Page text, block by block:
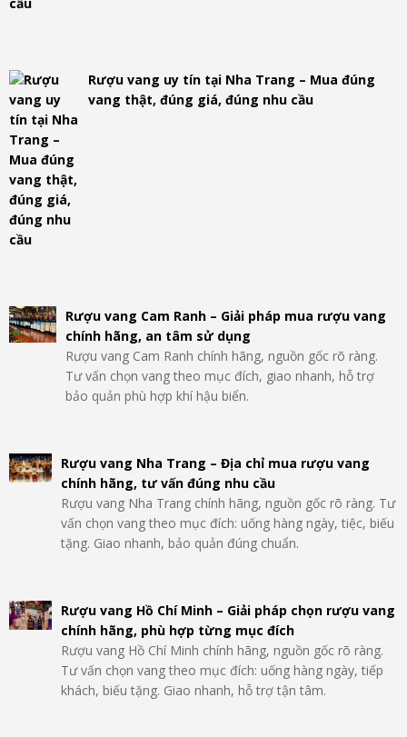
Rượu vang uy tín tại Nha Trang – Mua đúng
vang thật, đúng giá, đúng nhu cầu
Rượu vang Cam Ranh – Giải pháp mua rượu vang
chính hãng, an tâm sử dụng
Rượu vang Cam Ranh chính hãng, nguồn gốc rõ ràng.
Tư vấn chọn vang theo mục đích, giao nhanh, hỗ trợ
bảo quản phù hợp khí hậu biển.
Rượu vang Nha Trang – Địa chỉ mua rượu vang
chính hãng, tư vấn đúng nhu cầu
Rượu vang Nha Trang chính hãng, nguồn gốc rõ ràng. Tư
vấn chọn vang theo mục đích: uống hàng ngày, tiệc, biếu
tặng. Giao nhanh, bảo quản đúng chuẩn.
Rượu vang Hồ Chí Minh – Giải pháp chọn rượu vang
chính hãng, phù hợp từng mục đích
Rượu vang Hồ Chí Minh chính hãng, nguồn gốc rõ ràng.
Tư vấn chọn vang theo mục đích: uống hàng ngày, tiếp
khách, biếu tặng. Giao nhanh, hỗ trợ tận tâm.